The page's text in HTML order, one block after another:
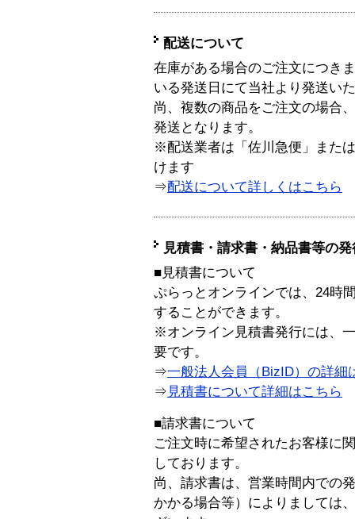
配送について
在庫がある場合のご注文につき
いる発送日にて当社より発送い
尚、複数の商品をご注文の場合
発送となります。
※配送業者は「佐川急便」また
けます
⇒配送について詳しくはこちら
見積書・請求書・納品書等の
■見積書について
ぷらっとオンラインでは、24時
することができます。
※オンライン見積書発行には、
要です。
⇒一般法人会員（BizID）の詳細
⇒ 見積書について詳細はこちら
■請求書について
ご注文時に希望されたお客様に
しております。
尚、請求書は、営業時間内での
かかる場合等）によりましては